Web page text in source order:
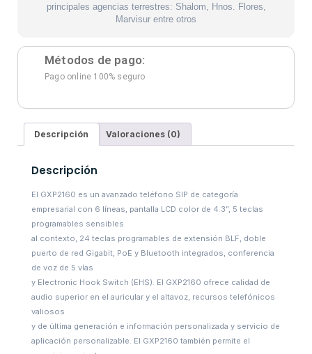
principales agencias terrestres: Shalom, Hnos. Flores,
Marvisur entre otros
Métodos de pago:
Pago online 100% seguro
Descripción Valoraciones (0)
Descripción
El GXP2160 es un avanzado teléfono SIP de categoría
empresarial con 6 líneas, pantalla LCD color de 4.3”, 5 teclas
programables sensibles
al contexto, 24 teclas programables de extensión BLF, doble
puerto de red Gigabit, PoE y Bluetooth integrados, conferencia
de voz de 5 vías
y Electronic Hook Switch (EHS). El GXP2160 ofrece calidad de
audio superior en el auricular y el altavoz, recursos telefónicos
valiosos
y de última generación e información personalizada y servicio de
aplicación personalizable. El GXP2160 también permite el